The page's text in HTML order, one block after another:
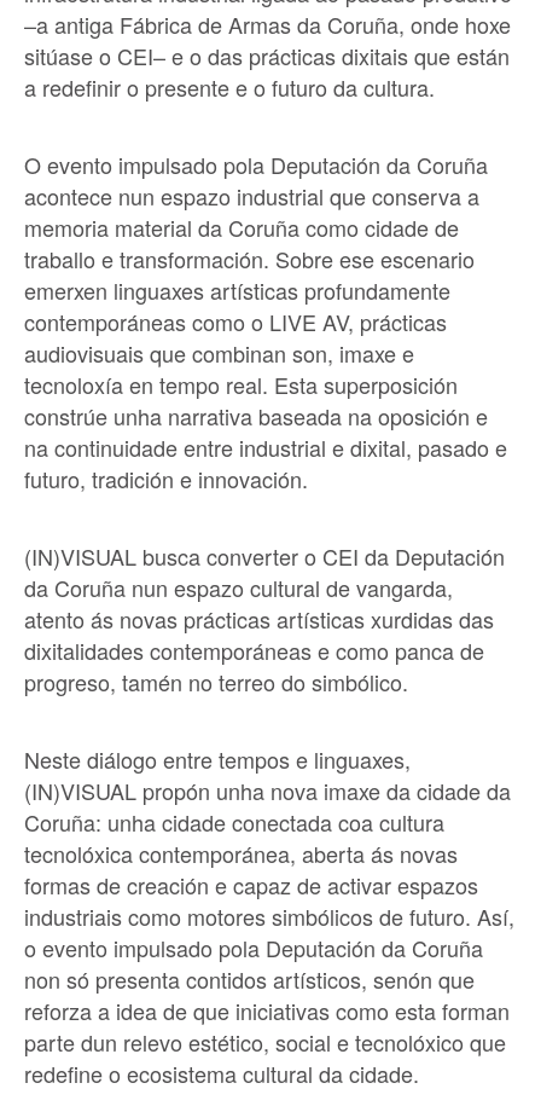
–a antiga Fábrica de Armas da Coruña, onde hoxe
sitúase o CEI– e o das prácticas dixitais que están
a redefinir o presente e o futuro da cultura.
O evento impulsado pola Deputación da Coruña
acontece nun espazo industrial que conserva a
memoria material da Coruña como cidade de
traballo e transformación. Sobre ese escenario
emerxen linguaxes artísticas profundamente
contemporáneas como o LIVE AV, prácticas
audiovisuais que combinan son, imaxe e
tecnoloxía en tempo real. Esta superposición
constrúe unha narrativa baseada na oposición e
na continuidade entre industrial e dixital, pasado e
futuro, tradición e innovación.
(IN)VISUAL busca converter o CEI da Deputación
da Coruña nun espazo cultural de vangarda,
atento ás novas prácticas artísticas xurdidas das
dixitalidades contemporáneas e como panca de
progreso, tamén no terreo do simbólico.
Neste diálogo entre tempos e linguaxes,
(IN)VISUAL propón unha nova imaxe da cidade da
Coruña: unha cidade conectada coa cultura
tecnolóxica contemporánea, aberta ás novas
formas de creación e capaz de activar espazos
industriais como motores simbólicos de futuro. Así,
o evento impulsado pola Deputación da Coruña
non só presenta contidos artísticos, senón que
reforza a idea de que iniciativas como esta forman
parte dun relevo estético, social e tecnolóxico que
redefine o ecosistema cultural da cidade.